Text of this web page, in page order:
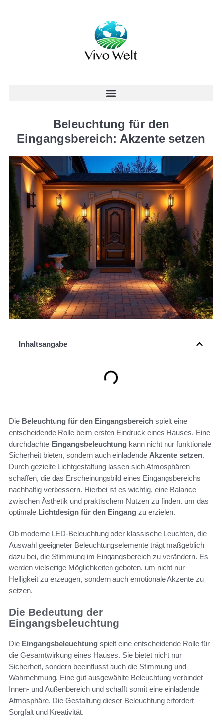
Beleuchtung für den
Eingangsbereich: Akzente setzen
Inhaltsangabe
Die Beleuchtung für den Eingangsbereich spielt eine
entscheidende Rolle beim ersten Eindruck eines Hauses. Eine
durchdachte Eingangsbeleuchtung kann nicht nur funktionale
Sicherheit bieten, sondern auch einladende Akzente setzen.
Durch gezielte Lichtgestaltung lassen sich Atmosphären
schaffen, die das Erscheinungsbild eines Eingangsbereichs
nachhaltig verbessern. Hierbei ist es wichtig, eine Balance
zwischen Ästhetik und praktischem Nutzen zu finden, um das
optimale Lichtdesign für den Eingang zu erzielen.
Ob moderne LED-Beleuchtung oder klassische Leuchten, die
Auswahl geeigneter Beleuchtungselemente trägt maßgeblich
dazu bei, die Stimmung im Eingangsbereich zu verändern. Es
werden vielseitige Möglichkeiten geboten, um nicht nur
Helligkeit zu erzeugen, sondern auch emotionale Akzente zu
setzen.
Die Bedeutung der
Eingangsbeleuchtung
Die Eingangsbeleuchtung spielt eine entscheidende Rolle für
die Gesamtwirkung eines Hauses. Sie bietet nicht nur
Sicherheit, sondern beeinflusst auch die Stimmung und
Wahrnehmung. Eine gut ausgewählte Beleuchtung verbindet
Innen- und Außenbereich und schafft somit eine einladende
Atmosphäre. Die Gestaltung dieser Beleuchtung erfordert
Sorgfalt und Kreativität.